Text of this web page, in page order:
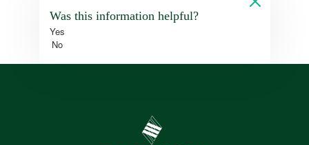
Was this information helpful?
Yes
No